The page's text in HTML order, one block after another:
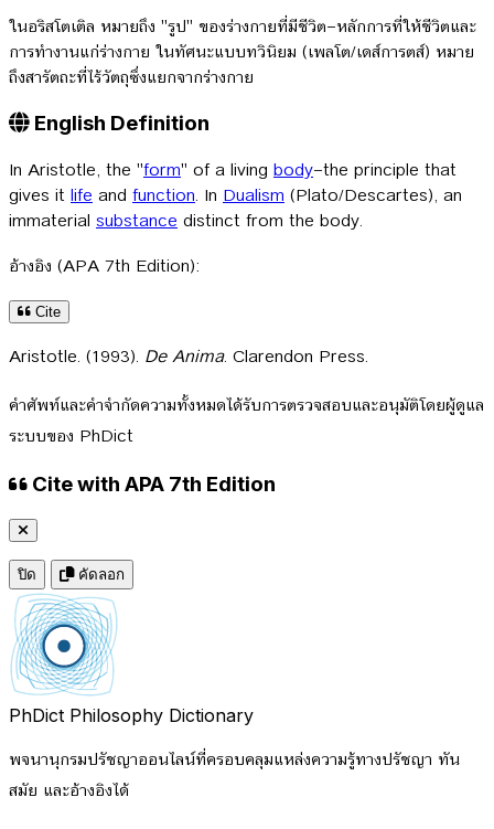
ในอริสโตเติล หมายถึง "รูป" ของร่างกายที่มีชีวิต—หลักการที่ให้ชีวิตและ
การทำงานแก่ร่างกาย ในทัศนะแบบทวินิยม (เพลโต/เดส์การตส์) หมาย
ถึงสารัตถะที่ไร้วัตถุซึ่งแยกจากร่างกาย
English Definition
In Aristotle, the "form" of a living body—the principle that
gives it life and function. In Dualism (Plato/Descartes), an
immaterial substance distinct from the body.
อ้างอิง (APA 7th Edition):
Cite
Aristotle. (1993). De Anima. Clarendon Press.
คำศัพท์และคำจำกัดความทั้งหมดได้รับการตรวจสอบและอนุมัติโดยผู้ดูแล
ระบบของ PhDict
Cite with APA 7th Edition
ปิด คัดลอก
PhDict Philosophy Dictionary
พจนานุกรมปรัชญาออนไลน์ที่ครอบคลุมแหล่งความรู้ทางปรัชญา ทัน
สมัย และอ้างอิงได้